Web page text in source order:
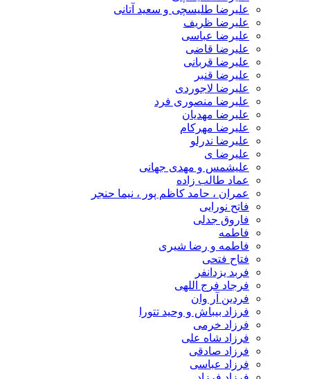
علیرضا طلیسچی و سعید آتانی
علیرضا ظریف
علیرضا عباسی
علیرضا قاضی
علیرضا قربانی
علیرضا قنبر
علیرضا لاجوردی
علیرضا منصوری فرد
علیرضا مهدیان
علیرضا مهرکام
علیرضا ندرلو
علیرضا ی
علیشمس و مهدی جهانی
عماد طالب زاده
عمران ، حامد کاظم پور ، نیما حنجر
فاتح نورایی
فاروق جدلی
فاطمه
فاطمه و رضا شیری
فتاح فتحی
فربد یزدانفر
فرجاد فرج اللهی
فردین آر وان
فرزاد بیباش و وحید تتورا
فرزاد خرمی
فرزاد شاه علی
فرزاد صادقی
فرزاد عباسی